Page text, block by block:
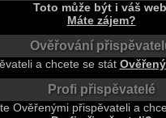
Toto může být i váš
Máte zájem?
Ověřování
a chcete se stát
Profi přispěvatelé
Ověřenými přispěvateli a